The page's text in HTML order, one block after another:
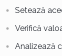
Setează
Verifică
Analizează